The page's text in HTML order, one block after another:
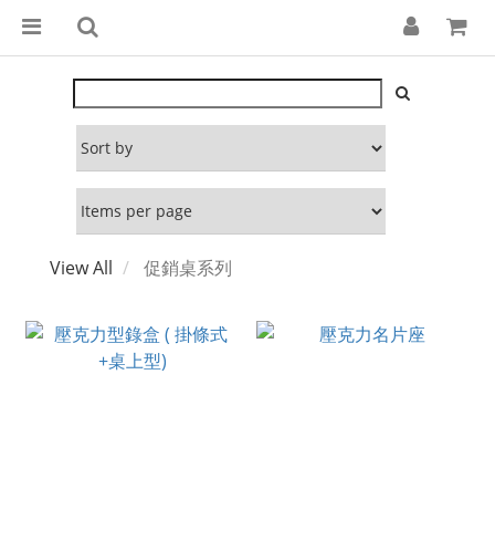
View All 促銷桌系列